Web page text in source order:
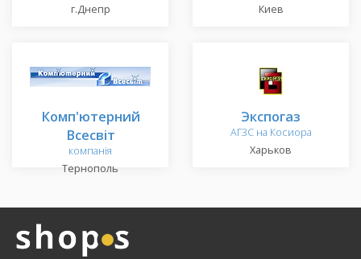
г.Днепр
Киев
Комп'ютерний
Всесвіт
компанія
Тернополь
Экспогаз
АГЗС на Косиора
Харьков